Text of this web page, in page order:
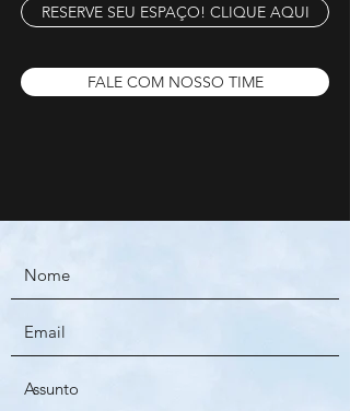
RESERVE SEU ESPAÇO! CLIQUE AQUI
FALE COM NOSSO TIME